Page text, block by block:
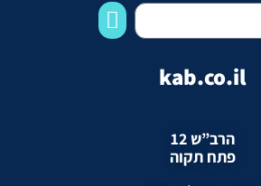
kab.co.il
הרב”ש 12
פתח תקוה